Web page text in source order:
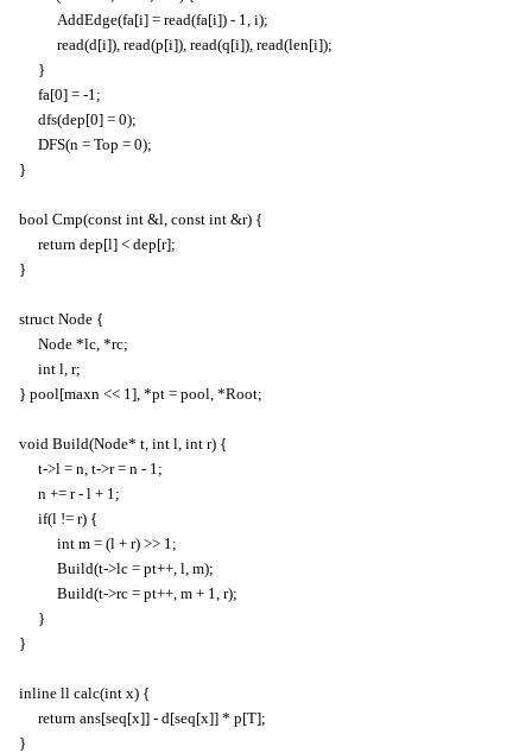
AddEdge(fa[i] = read(fa[i]) - 1, i);
read(d[i]), read(p[i]), read(q[i]), read(len[i]);
}
fa[0] = -1;
dfs(dep[0] = 0);
DFS(n = Top = 0);
}
bool Cmp(const int &l, const int &r) {
return dep[l] < dep[r];
}
struct Node {
Node *lc, *rc;
int l, r;
} pool[maxn << 1], *pt = pool, *Root;
void Build(Node* t, int l, int r) {
t->l = n, t->r = n - 1;
n += r - l + 1;
if(l != r) {
int m = (l + r) >> 1;
Build(t->lc = pt++, l, m);
Build(t->rc = pt++, m + 1, r);
}
}
inline ll calc(int x) {
return ans[seq[x]] - d[seq[x]] * p[T];
}